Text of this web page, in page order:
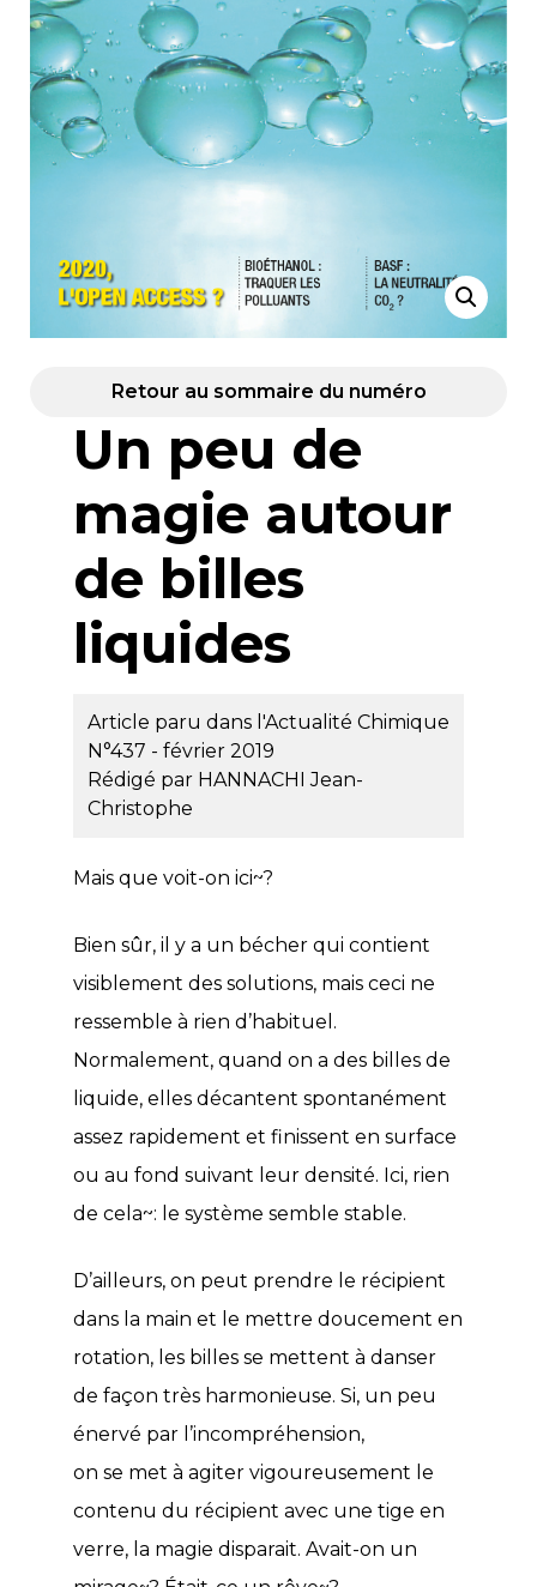
Retour au sommaire du numéro
Un peu de
magie autour
de billes
liquides
Article paru dans l'Actualité Chimique
N°437 - février 2019
Rédigé par HANNACHI Jean-
Christophe
Mais que voit-on ici~?
Bien sûr, il y a un bécher qui contient
visiblement des solutions, mais ceci ne
ressemble à rien d’habituel.
Normalement, quand on a des billes de
liquide, elles décantent spontanément
assez rapidement et finissent en surface
ou au fond suivant leur densité. Ici, rien
de cela~: le système semble stable.
D’ailleurs, on peut prendre le récipient
dans la main et le mettre doucement en
rotation, les billes se mettent à danser
de façon très harmonieuse. Si, un peu
énervé par l’incompréhension,
on se met à agiter vigoureusement le
contenu du récipient avec une tige en
verre, la magie disparait. Avait-on un